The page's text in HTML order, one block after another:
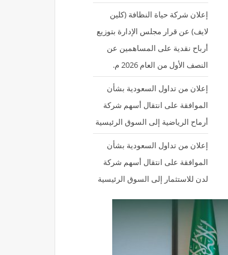
إعلان شركة حياة النظافة (كلين
لايف) عن قرار مجلس الإدارة بتوزيع
أرباح نقدية على المساهمين عن
النصف الأول من العام 2026 م.
إعلان من تداول السعودية بشأن
الموافقة على انتقال أسهم شركة
أرماح الرياضية إلى السوق الرئيسية
إعلان من تداول السعودية بشأن
الموافقة على انتقال أسهم شركة
لدن للاستثمار إلى السوق الرئيسية